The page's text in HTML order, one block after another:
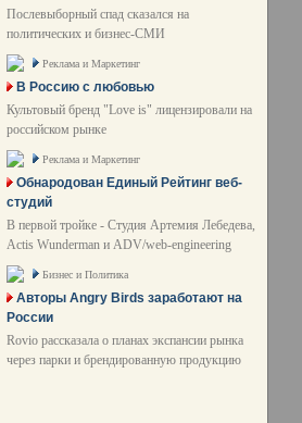
Послевыборный спад сказался на
политических и бизнес-СМИ
Реклама и Маркетинг
В Россию с любовью
Культовый бренд "Love is" лицензировали на
российском рынке
Реклама и Маркетинг
Обнародован Единый Рейтинг веб-
студий
В первой тройке - Студия Артемия Лебедева,
Actis Wunderman и ADV/web-engineering
Бизнес и Политика
Авторы Angry Birds заработают на
России
Rovio рассказала о планах экспансии рынка
через парки и брендированную продукцию